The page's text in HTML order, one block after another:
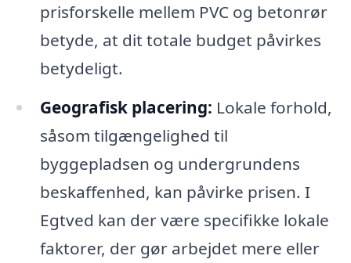
prisforskelle mellem PVC og betonrør
betyde, at dit totale budget påvirkes
betydeligt.
Geografisk placering: Lokale forhold,
såsom tilgængelighed til
byggepladsen og undergrundens
beskaffenhed, kan påvirke prisen. I
Egtved kan der være specifikke lokale
faktorer, der gør arbejdet mere eller